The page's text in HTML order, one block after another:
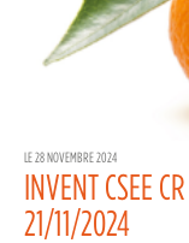
LE 28 NOVEMBRE 2024
INVENT CSEE
21/11/2024